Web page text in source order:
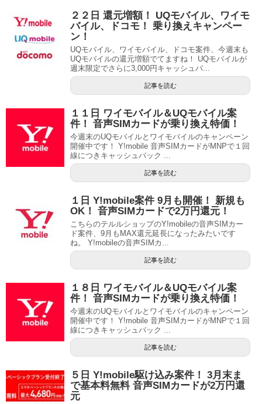
２２日 還元増額！ UQモバイル、ワイモ
バイル、ドコモ！ 乗り換えキャンペー
ン！
UQモバイル、ワイモバイル、ドコモ案件、今週末も
UQモバイルの還元増額でてますね！ UQモバイルが
週末限定でさらに3,000円キャッシュバ...
記事を読む
１１日 ワイモバイル＆UQモバイル案
件！ 音声SIMカードが乗り換え特価！
今週末のUQモバイルとワイモバイルのキャンペーン
開催中です！ Y!mobile 音声SIMカードがMNPで１回
線につきキャッシュバック ...
記事を読む
１日 Y!mobile案件 9月も開催！ 新規も
OK！ 音声SIMカードで2万円還元！
こちらのテルルショップのY!mobileの音声SIMカー
ド案件、9月もMAX還元延長になったみたいです
ね。 Y!mobileの音声SIMカ...
記事を読む
１８日 ワイモバイル＆UQモバイル案
件！ 音声SIMカードが乗り換え特価！
今週末のUQモバイルとワイモバイルのキャンペーン
開催中です！ Y!mobile 音声SIMカードがMNPで１回
線につきキャッシュバック ...
記事を読む
５日 Y!mobile駆け込み案件！ 3月末ま
で基本料無料 音声SIMカードが2万円還
元